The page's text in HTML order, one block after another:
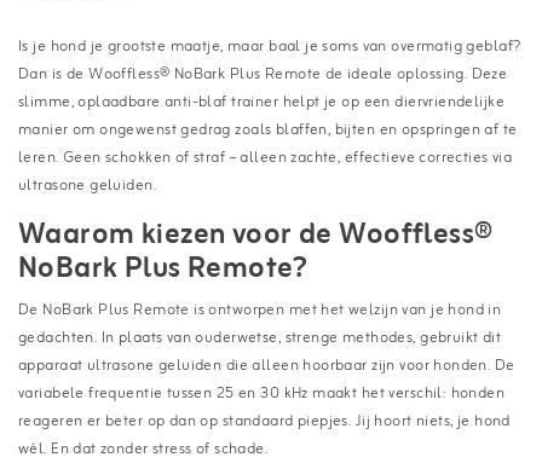
Is je hond je grootste maatje, maar baal je soms van overmatig geblaf?
Dan is de Wooffless® NoBark Plus Remote de ideale oplossing. Deze
slimme, oplaadbare anti-blaf trainer helpt je op een diervriendelijke
manier om ongewenst gedrag zoals blaffen, bijten en opspringen af te
leren. Geen schokken of straf – alleen zachte, effectieve correcties via
ultrasone geluiden.
Waarom kiezen voor de Wooffless®
NoBark Plus Remote?
De NoBark Plus Remote is ontworpen met het welzijn van je hond in
gedachten. In plaats van ouderwetse, strenge methodes, gebruikt dit
apparaat ultrasone geluiden die alleen hoorbaar zijn voor honden. De
variabele frequentie tussen 25 en 30 kHz maakt het verschil: honden
reageren er beter op dan op standaard piepjes. Jij hoort niets, je hond
wél. En dat zonder stress of schade.